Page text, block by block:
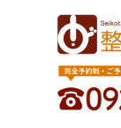
福岡
こ
ー
福岡市中央
り、腰痛、
へ。患者さ
だきます。